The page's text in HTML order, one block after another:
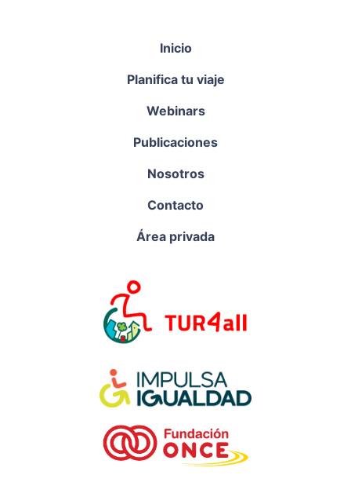
Inicio
Planifica tu viaje
Webinars
Publicaciones
Nosotros
Contacto
Área privada